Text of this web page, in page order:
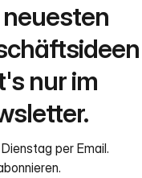
neuesten
nur im
per Email.